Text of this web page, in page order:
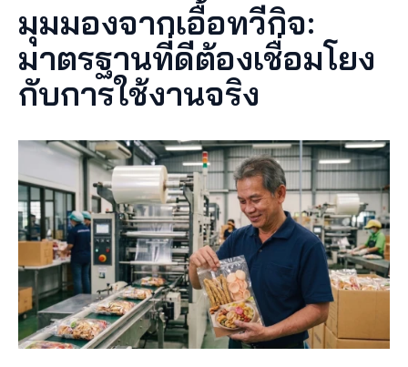
มุมมองจากเอื้อทวีกิจ:
มาตรฐานที่ดีต้องเชื่อมโยง
กับการใช้งานจริง